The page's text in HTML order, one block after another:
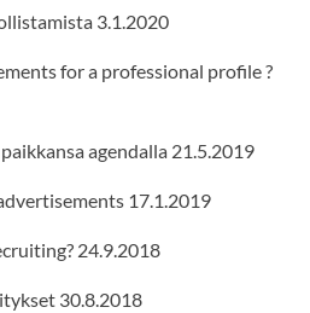
3.1.2020
for a professional profile ?
agendalla 21.5.2019
17.1.2019
24.9.2018
30.8.2018